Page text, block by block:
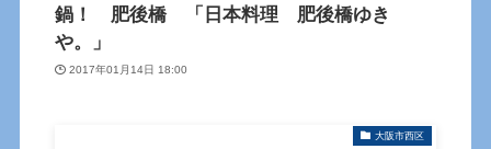
鍋！ 肥後橋 「日本料理 肥後橋ゆき
や。」
2017年01月14日 18:00
大阪市西区